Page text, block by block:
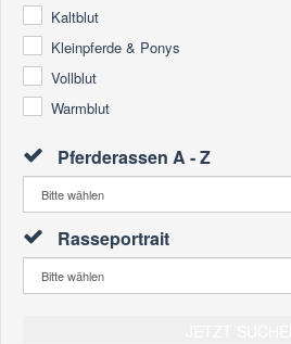
Kaltblut
Kleinpferde & Ponys
Vollblut
Warmblut
Pferderassen A - Z
Rasseportrait